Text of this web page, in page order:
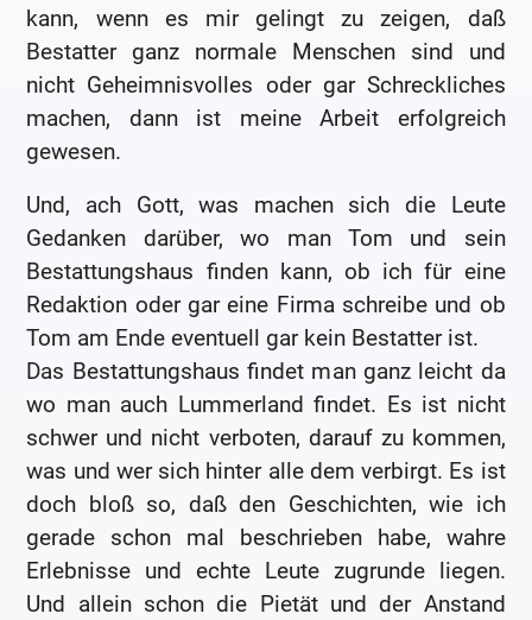
kann, wenn es mir gelingt zu zeigen, daß
Bestatter ganz normale Menschen sind und
nicht Geheimnisvolles oder gar Schreckliches
machen, dann ist meine Arbeit erfolgreich
gewesen.
Und, ach Gott, was machen sich die Leute
Gedanken darüber, wo man Tom und sein
Bestattungshaus finden kann, ob ich für eine
Redaktion oder gar eine Firma schreibe und ob
Tom am Ende eventuell gar kein Bestatter ist.
Das Bestattungshaus findet man ganz leicht da
wo man auch Lummerland findet. Es ist nicht
schwer und nicht verboten, darauf zu kommen,
was und wer sich hinter alle dem verbirgt. Es ist
doch bloß so, daß den Geschichten, wie ich
gerade schon mal beschrieben habe, wahre
Erlebnisse und echte Leute zugrunde liegen.
Und allein schon die Pietät und der Anstand